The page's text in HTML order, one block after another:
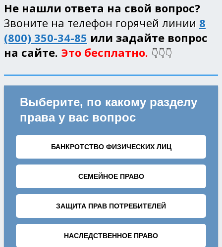
Не нашли ответа на свой вопрос?
Звоните на телефон горячей линии 8
(800) 350-34-85 или задайте вопрос
на сайте. Это бесплатно. 👇👇👇